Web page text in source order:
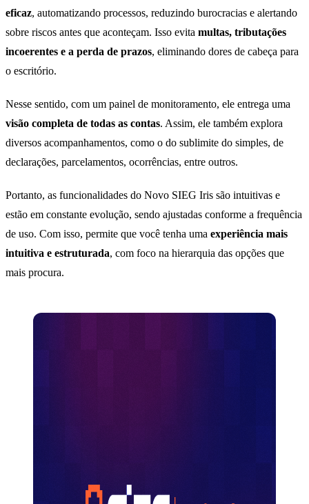
eficaz, automatizando processos, reduzindo burocracias e alertando
sobre riscos antes que aconteçam. Isso evita multas, tributações
incoerentes e a perda de prazos, eliminando dores de cabeça para
o escritório.
Nesse sentido, com um painel de monitoramento, ele entrega uma
visão completa de todas as contas. Assim, ele também explora
diversos acompanhamentos, como o do sublimite do simples, de
declarações, parcelamentos, ocorrências, entre outros.
Portanto, as funcionalidades do Novo SIEG Iris são intuitivas e
estão em constante evolução, sendo ajustadas conforme a frequência
de uso. Com isso, permite que você tenha uma experiência mais
intuitiva e estruturada, com foco na hierarquia das opções que
mais procura.